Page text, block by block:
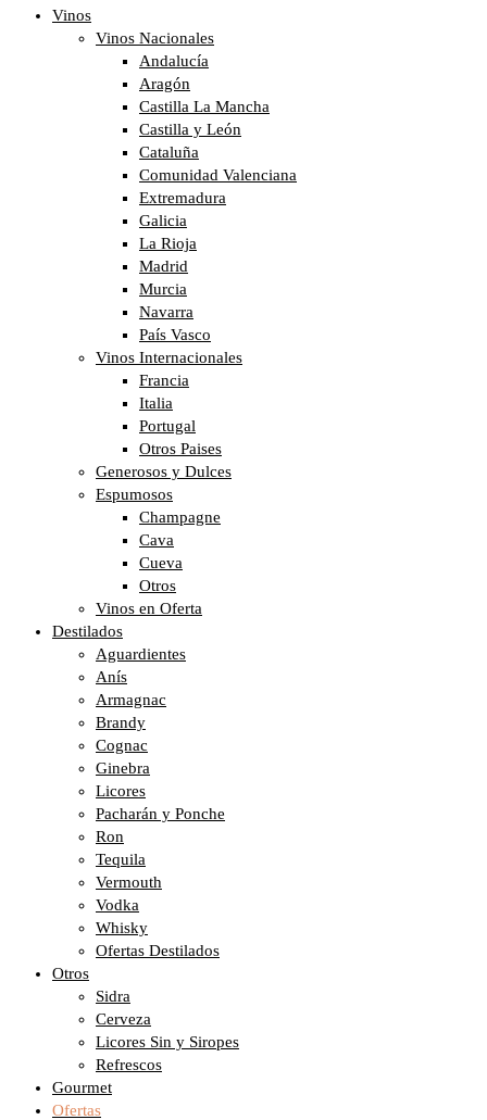
Vinos
Vinos Nacionales
Andalucía
Aragón
Castilla La Mancha
Castilla y León
Cataluña
Comunidad Valenciana
Extremadura
Galicia
La Rioja
Madrid
Murcia
Navarra
País Vasco
Vinos Internacionales
Francia
Italia
Portugal
Otros Paises
Generosos y Dulces
Espumosos
Champagne
Cava
Cueva
Otros
Vinos en Oferta
Destilados
Aguardientes
Anís
Armagnac
Brandy
Cognac
Ginebra
Licores
Pacharán y Ponche
Ron
Tequila
Vermouth
Vodka
Whisky
Ofertas Destilados
Otros
Sidra
Cerveza
Licores Sin y Siropes
Refrescos
Gourmet
Ofertas